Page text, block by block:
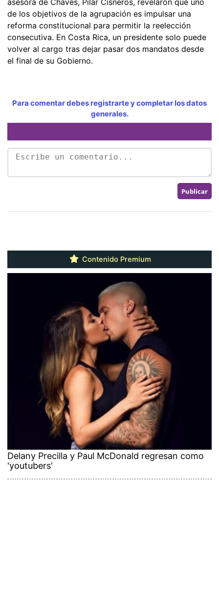
de los objetivos de la agrupación es impulsar una
reforma constitucional para permitir la reelección
consecutiva. En Costa Rica, un presidente solo puede
volver al cargo tras dejar pasar dos mandatos desde
el final de su Gobierno.
Para comentar debes registrarte y completar los datos
generales.
Contenido Premium
Delany Precilla y Paul McDonald regresan como
'youtubers'